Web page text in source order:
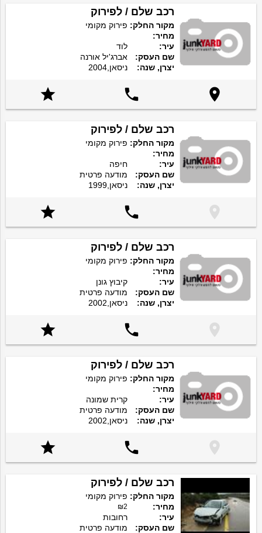
רכב שלם / לפירוק
מקור החלק: פירוק מקומי
מחיר:
עיר:
לוד
שם העסק:
אברג'יל אורנה
יצרן, שנה:
ניסאן,2004



רכב שלם / לפירוק
מקור החלק: פירוק מקומי
מחיר:
עיר:
חיפה
שם העסק:
מודעה פרטית
יצרן, שנה:
ניסאן,1999



רכב שלם / לפירוק
מקור החלק: פירוק מקומי
מחיר:
עיר:
קיבוץ גונן
שם העסק:
מודעה פרטית
יצרן, שנה:
ניסאן,2002



רכב שלם / לפירוק
מקור החלק: פירוק מקומי
מחיר:
עיר:
קרית שמונה
שם העסק:
מודעה פרטית
יצרן, שנה:
ניסאן,2002



רכב שלם / לפירוק
מקור החלק: פירוק מקומי
מחיר:
₪2
עיר:
רחובות
שם העסק:
מודעה פרטית